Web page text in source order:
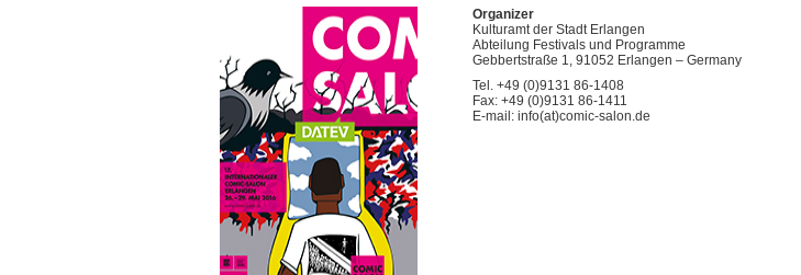
Organizer
Kulturamt der Stadt Erlangen
Abteilung Festivals und Programme
Gebbertstraße 1, 91052 Erlangen – Germany
Tel. +49 (0)9131 86-1408
Fax: +49 (0)9131 86-1411
E-mail: info(at)comic-salon.de